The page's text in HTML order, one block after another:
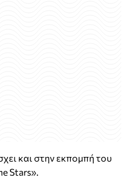
και στην εκπομπή του
Stars».